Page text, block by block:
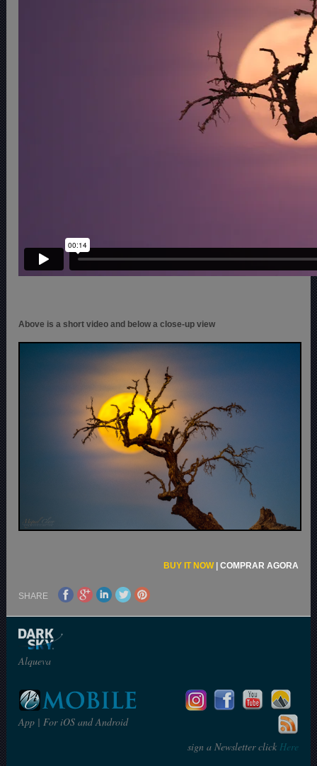
Above is a short video and below a close-up view
BUY IT NOW| COMPRAR AGORA
SHARE
Alqueva
App | For iOS and Android
sign a Newsletter clickHere